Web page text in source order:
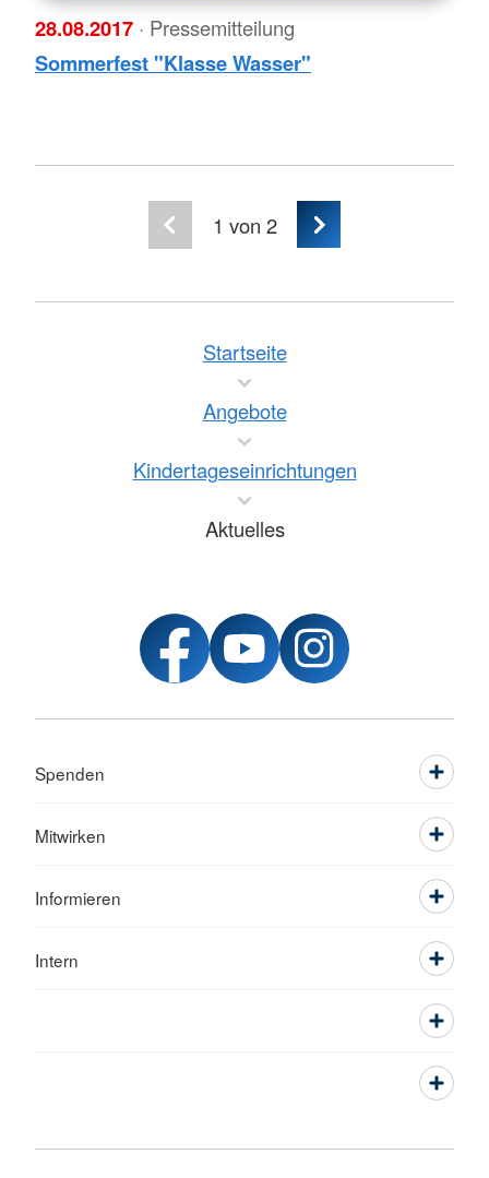
28.08.2017 · Pressemitteilung
Sommerfest "Klasse Wasser"
1 von 2
Startseite
Angebote
Kindertageseinrichtungen
Aktuelles
Spenden
Mitwirken
Informieren
Intern